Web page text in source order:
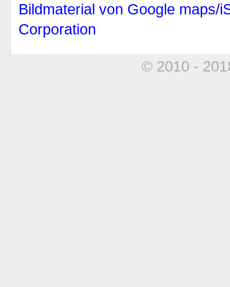
Bildmaterial von Google maps/
Corporation
© 2010 -